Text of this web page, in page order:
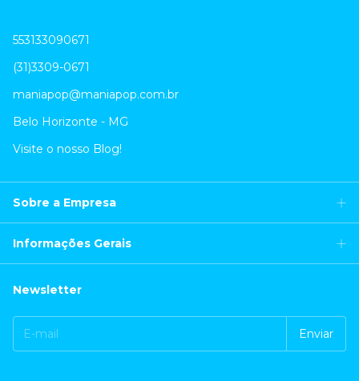
553133090671
(31)3309-0671
maniapop@maniapop.com.br
Belo Horizonte - MG
Visite o nosso Blog!
Sobre a Empresa
Informações Gerais
Newsletter